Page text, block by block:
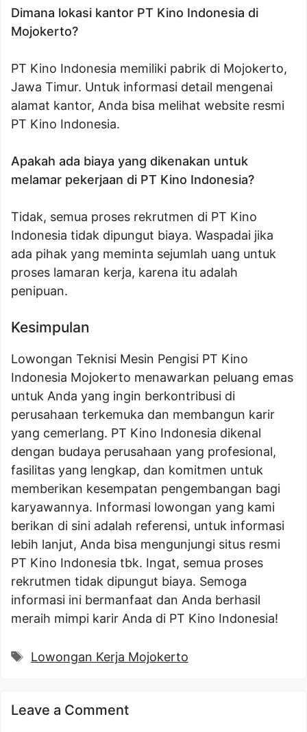
Dimana lokasi kantor PT Kino Indonesia di
Mojokerto?
PT Kino Indonesia memiliki pabrik di Mojokerto,
Jawa Timur. Untuk informasi detail mengenai
alamat kantor, Anda bisa melihat website resmi
PT Kino Indonesia.
Apakah ada biaya yang dikenakan untuk
melamar pekerjaan di PT Kino Indonesia?
Tidak, semua proses rekrutmen di PT Kino
Indonesia tidak dipungut biaya. Waspadai jika
ada pihak yang meminta sejumlah uang untuk
proses lamaran kerja, karena itu adalah
penipuan.
Kesimpulan
Lowongan Teknisi Mesin Pengisi PT Kino
Indonesia Mojokerto menawarkan peluang emas
untuk Anda yang ingin berkontribusi di
perusahaan terkemuka dan membangun karir
yang cemerlang. PT Kino Indonesia dikenal
dengan budaya perusahaan yang profesional,
fasilitas yang lengkap, dan komitmen untuk
memberikan kesempatan pengembangan bagi
karyawannya. Informasi lowongan yang kami
berikan di sini adalah referensi, untuk informasi
lebih lanjut, Anda bisa mengunjungi situs resmi
PT Kino Indonesia tbk. Ingat, semua proses
rekrutmen tidak dipungut biaya. Semoga
informasi ini bermanfaat dan Anda berhasil
meraih mimpi karir Anda di PT Kino Indonesia!
Tags
Lowongan Kerja Mojokerto
Leave a Comment